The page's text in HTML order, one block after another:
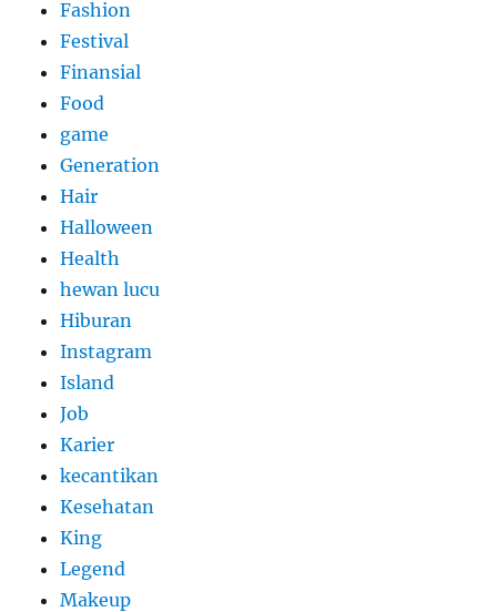
Fashion
Festival
Finansial
Food
game
Generation
Hair
Halloween
Health
hewan lucu
Hiburan
Instagram
Island
Job
Karier
kecantikan
Kesehatan
King
Legend
Makeup